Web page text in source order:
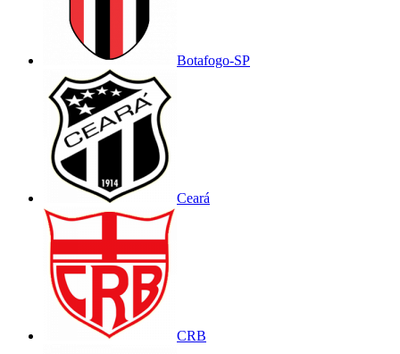
Botafogo-SP
Ceará
CRB